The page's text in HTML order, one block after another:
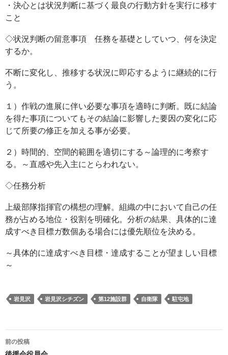
・決心とは状況判断に基づく最良の行動方針を実行に移す
こと
◇状況判断の留意事項 任務を基礎としていつ、何を決定
するか。
不断に変化し、推移する状況に即応するように継続的に行
う。
１）作戦の進展に伴い必要な事項を適時に判断。既に結論
を得た事項についてもその結論に影響した要因の変化に応
じて所要の修正を加える事が必要。
２）時間的、空間的範囲を適切にする～論理的に考察す
る。～直感や先入主にとらわれない。
◇任務分析
上級部隊指揮官の構想の理解。組織の中において自己の任
務が占める地位・役割を明確化。分析の結果、具体的に達
成すべき目標ガ数個ある場合には優先順位を決める。
～具体的に達成すべき目標・達成することが望ましい目標
～
岩見沢 岩見沢シチズン 第12施設群 自衛隊 駐屯地
稿
前の投稿